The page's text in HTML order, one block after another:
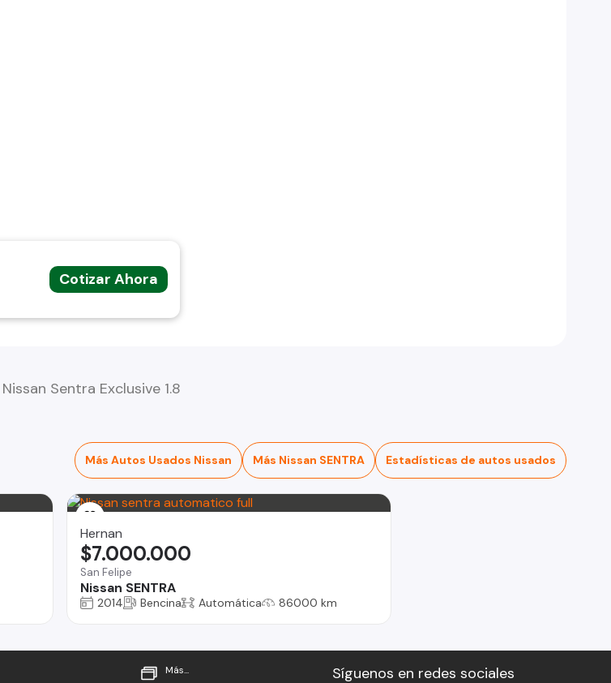
Cotizar Ahora
Nissan Sentra Exclusive 1.8
Más Autos Usados Nissan Más Nissan SENTRA Estadísticas de autos usados
Hernan
San Felipe
Nissan SENTRA
$7.000.000
2014 Bencina Automática 86000 km
Más...
Síguenos en redes sociales